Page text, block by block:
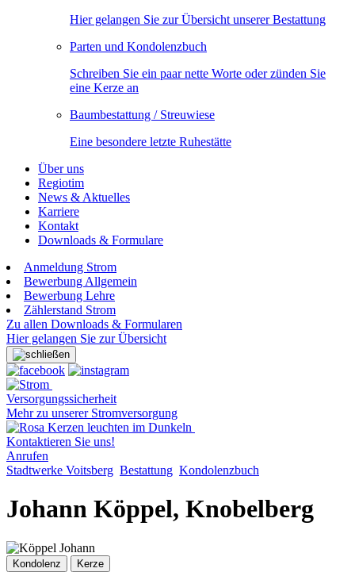
Hier gelangen Sie zur Übersicht unserer Bestattung
Parten und Kondolenzbuch
Schreiben Sie ein paar nette Worte oder zünden Sie
eine Kerze an
Baumbestattung / Streuwiese
Eine besondere letzte Ruhestätte
Über uns
Regiotim
News & Aktuelles
Karriere
Kontakt
Downloads & Formulare
Anmeldung Strom
Bewerbung Allgemein
Bewerbung Lehre
Zählerstand Strom
Zu allen Downloads & Formularen
Hier gelangen Sie zur Übersicht
Versorgungssicherheit
Mehr zu unserer Stromversorgung
Kontaktieren Sie uns!
Anrufen
Stadtwerke Voitsberg Bestattung Kondolenzbuch
Johann Köppel, Knobelberg
Kondolenz Kerze